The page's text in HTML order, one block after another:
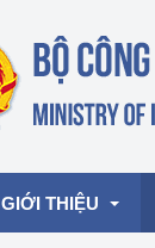
GIỚI THIỆU